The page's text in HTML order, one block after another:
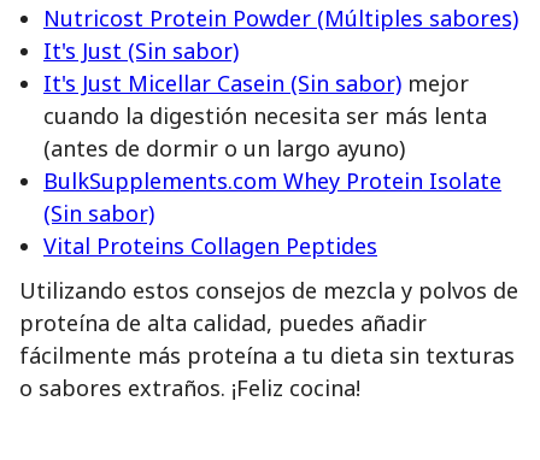
Nutricost Protein Powder (Múltiples sabores)
It's Just (Sin sabor)
It's Just Micellar Casein (Sin sabor) mejor
cuando la digestión necesita ser más lenta
(antes de dormir o un largo ayuno)
BulkSupplements.com Whey Protein Isolate
(Sin sabor)
Vital Proteins Collagen Peptides
Utilizando estos consejos de mezcla y polvos de
proteína de alta calidad, puedes añadir
fácilmente más proteína a tu dieta sin texturas
o sabores extraños. ¡Feliz cocina!